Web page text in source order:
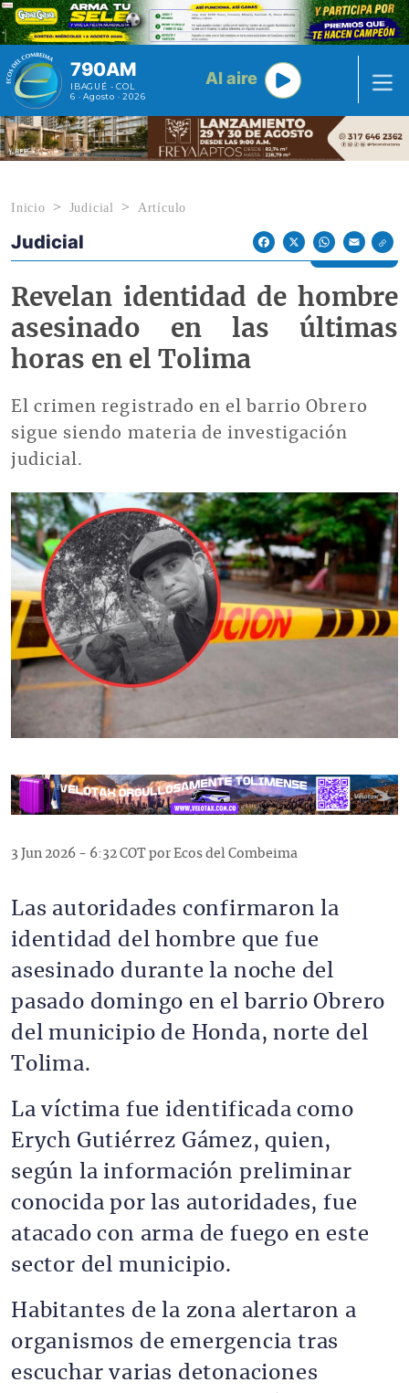
Pasar al contenido principal
790AM
IBAGUÉ - COL
6 · Agosto · 2026
Al aire
Inicio Judicial Artículo
Econoticias y Eventos
Judicial
FacebookX WhatsAppEmail
Revelan identidad de hombre
asesinado en las últimas
horas en el Tolima
El crimen registrado en el barrio Obrero
sigue siendo materia de investigación
judicial.
Imagen
3 Jun 2026 - 6:32 COT por Ecos del Combeima
Las autoridades confirmaron la
identidad del hombre que fue
asesinado durante la noche del
pasado domingo en el barrio Obrero
del municipio de Honda, norte del
Tolima.
La víctima fue identificada como
Erych Gutiérrez Gámez, quien,
según la información preliminar
conocida por las autoridades, fue
atacado con arma de fuego en este
sector del municipio.
Habitantes de la zona alertaron a
organismos de emergencia tras
escuchar varias detonaciones